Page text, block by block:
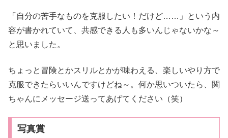
「自分の苦手なものを克服したい！だけど……」という内
容が書かれていて、共感できる人も多いんじゃないかな～
と思いました。
ちょっと冒険とかスリルとかが味わえる、楽しいやり方で
克服できたらいいんですけどね～。何か思いついたら、関
ちゃんにメッセージ送ってあげてください（笑）
写真賞